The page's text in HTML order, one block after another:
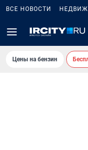
ВСЕ НОВОСТИ
Цены на бензин